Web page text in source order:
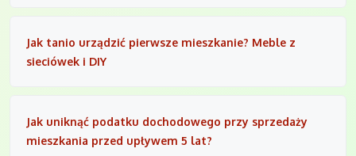
Jak tanio urządzić pierwsze mieszkanie? Meble z
sieciówek i DIY
Jak uniknąć podatku dochodowego przy sprzedaży
mieszkania przed upływem 5 lat?